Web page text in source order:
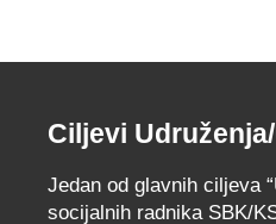
Ciljevi
Jedan od glavnih ciljeva
socijalnih radnika SBK/